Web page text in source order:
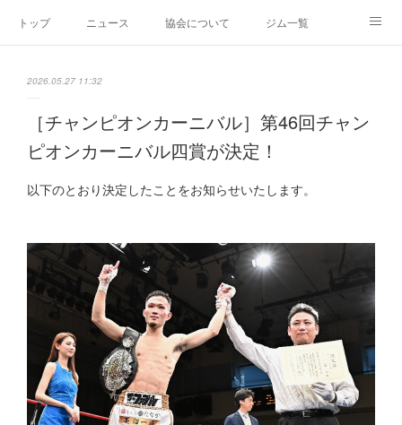
トップ ニュース 協会について ジム一覧
2026.05.27 11:32
［チャンピオンカーニバル］第46回チャン
ピオンカーニバル四賞が決定！
以下のとおり決定したことをお知らせいたします。